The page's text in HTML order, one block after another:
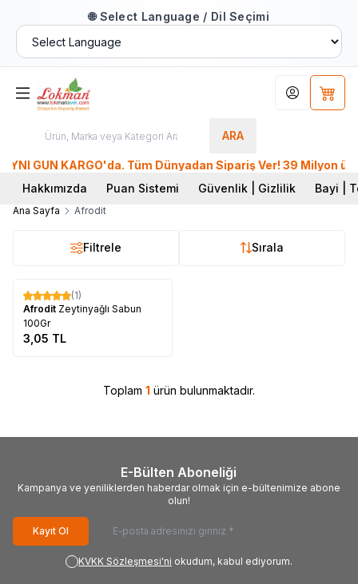
🌐 Select Language / Dil Seçimi
ARA
Hesabım
GÜN KARGO'da. Tüm Dünyadan Sipariş Ver! 39 Milyon
Hakkımızda
Puan Sistemi Güvenlik | Gizlilik Bayi |
Ana Sayfa Afrodit
Filtrele Sırala
(1)
Afrodit Zeytinyağlı Sabun
100Gr
3,05 TL
Toplam 1 ürün bulunmaktadır.
E-Bülten Aboneliği
Kampanya ve yeniliklerden haberdar olmak için e-bültenimize abone
olun!
Kayıt Ol
KVKK Sözleşmesi'ni okudum, kabul ediyorum.